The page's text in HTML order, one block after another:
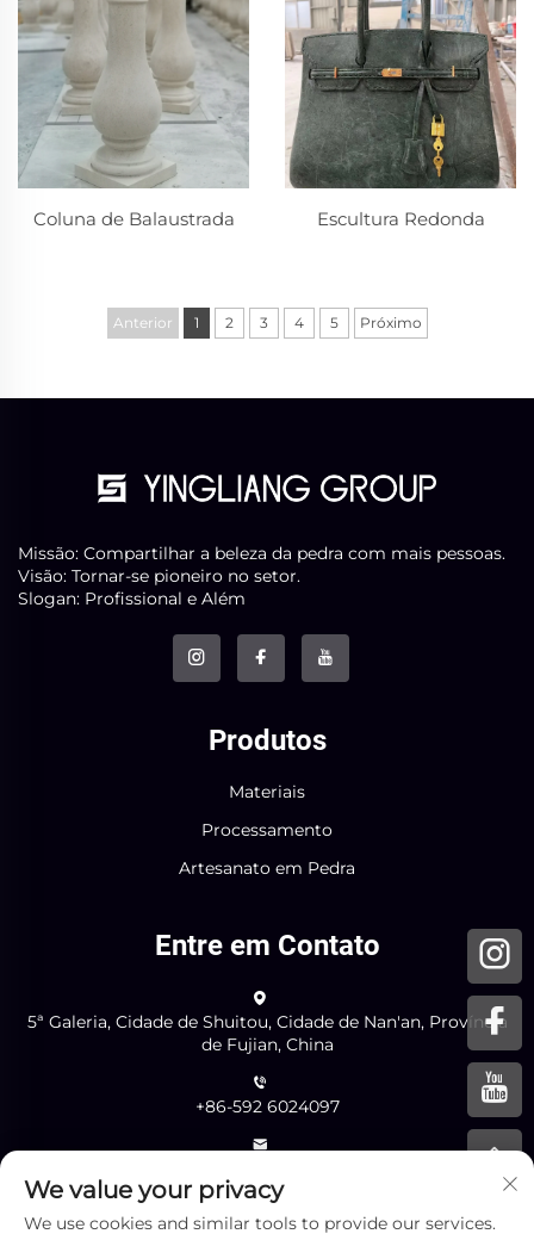
Coluna de Balaustrada Escultura Redonda
Anterior 1 2 3 4 5 Próximo
Missão: Compartilhar a beleza da pedra com mais pessoas.
Visão: Tornar-se pioneiro no setor.
Slogan: Profissional e Além
Produtos
Materiais
Processamento
Artesanato em Pedra
Entre em Contato
5ª Galeria, Cidade de Shuitou, Cidade de Nan'an, Província
de Fujian, China
+86-592 6024097
We value your privacy
We use cookies and similar tools to provide our services.